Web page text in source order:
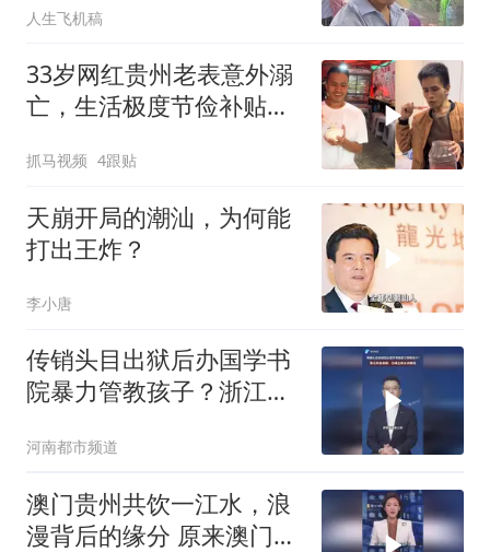
人生飞机稿
33岁网红贵州老表意外溺
亡，生活极度节俭补贴家
抓马视频 4跟贴
天崩开局的潮汕，为何能
打出王炸？
李小唐
传销头目出狱后办国学书
院暴力管教孩子？浙江新
组#传销 #国学
河南都市频道
澳门贵州共饮一江水，浪
漫背后的缘分 原来澳门帮